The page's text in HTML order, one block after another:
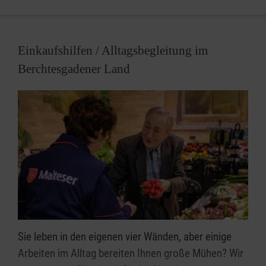
Einkaufshilfen / Alltagsbegleitung im
Berchtesgadener Land
Sie leben in den eigenen vier Wänden, aber einige
Arbeiten im Alltag bereiten Ihnen große Mühen? Wir